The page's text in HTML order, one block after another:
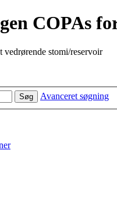
COPAs
vedrørende stomi/reservoir
Søg Avanceret søgning